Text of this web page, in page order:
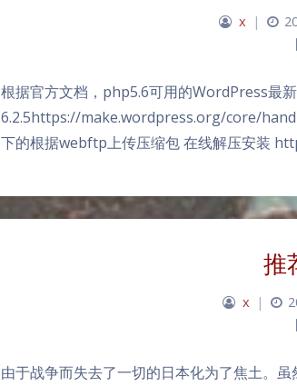
x |
根据官方文档，php5.6可用的WordPress最
6.2.5https://make.wordpress.org/core/
下的根据webftp上传压缩包 在线解压安装
推
x |
由于战争而失去了一切的日本化为了焦土。